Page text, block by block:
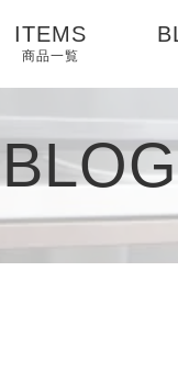
ITEMS
商品一覧
ベッド・寝具
ド